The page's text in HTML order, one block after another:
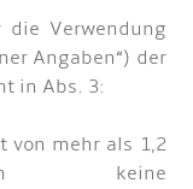
Verwendung
Angaben“) der
in Abs. 3:
von mehr als 1,2
keine